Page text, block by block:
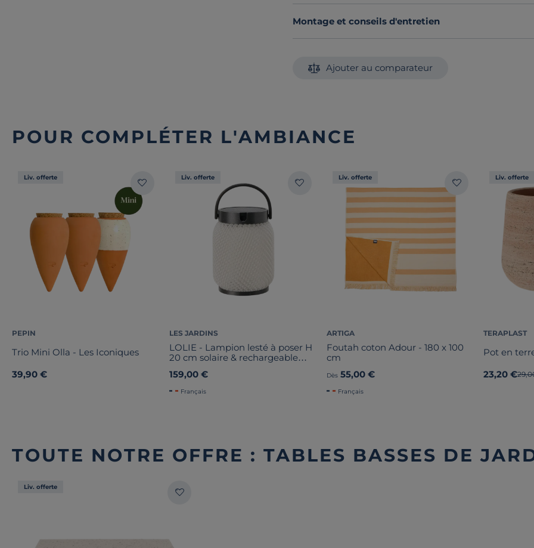
Montage et conseils d'entretien
Ajouter au comparateur
POUR COMPLÉTER L'AMBIANCE
Liv. offerte
PEPIN
Trio Mini Olla - Les Iconiques
39,90 €
Liv. offerte
LES JARDINS
LOLIE - Lampion lesté à poser H
20 cm solaire & rechargeable
159,00 €
Français
Liv. offerte
ARTIGA
Foutah coton Adour - 180 x 100
cm
Dès 55,00 €
Français
Liv. offerte
TERAPLAST
Pot en
23,20 €
TOUTE NOTRE OFFRE : TABLES BASSES DE
Liv. offerte